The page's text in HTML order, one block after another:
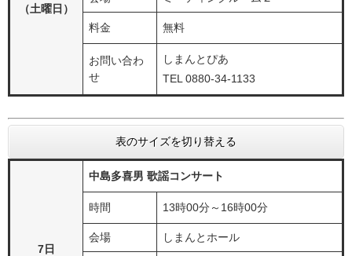
（土曜日）
料金 無料
お問い合わ
せ
しまんとぴあ
TEL 0880-34-1133
表のサイズを切り替える
7日
中島多喜男 歌謡コンサート
時間 13時00分～16時00分
会場 しまんとホール